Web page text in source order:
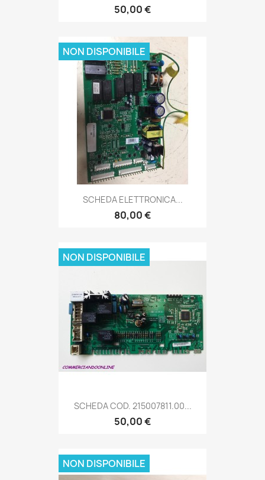
50,00 €
SCHEDA ELETTRONICA...
80,00 €
NON DISPONIBILE
SCHEDA COD. 215007811.00...
50,00 €
NON DISPONIBILE
NON DISPONIBILE